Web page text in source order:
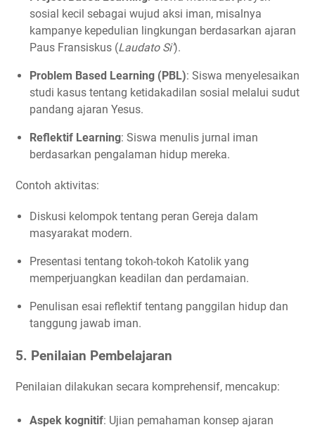
sosial kecil sebagai wujud aksi iman, misalnya
kampanye kepedulian lingkungan berdasarkan ajaran
Paus Fransiskus (Laudato Si’).
Problem Based Learning (PBL): Siswa menyelesaikan
studi kasus tentang ketidakadilan sosial melalui sudut
pandang ajaran Yesus.
Reflektif Learning: Siswa menulis jurnal iman
berdasarkan pengalaman hidup mereka.
Contoh aktivitas:
Diskusi kelompok tentang peran Gereja dalam
masyarakat modern.
Presentasi tentang tokoh-tokoh Katolik yang
memperjuangkan keadilan dan perdamaian.
Penulisan esai reflektif tentang panggilan hidup dan
tanggung jawab iman.
5. Penilaian Pembelajaran
Penilaian dilakukan secara komprehensif, mencakup:
Aspek kognitif: Ujian pemahaman konsep ajaran